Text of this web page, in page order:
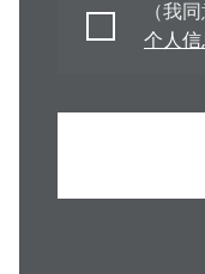
（我
个人